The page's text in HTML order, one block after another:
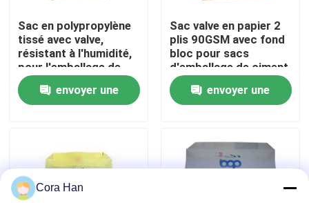
Contactez-nous
Nouvelles
Demandez une citation
Sacs de empaquetage de ciment
Pp cimentent des sacs
Sac en polypropylène
tissé avec valve,
résistant à l'humidité,
pour l'emballage de
ciment de 50 kg
(usage intensif)
envoyer une
Sac valve en papier 2
plis 90GSM avec fond
bloc pour sacs
d'emballage de ciment
de 50 kg
envoyer une
Cora Han